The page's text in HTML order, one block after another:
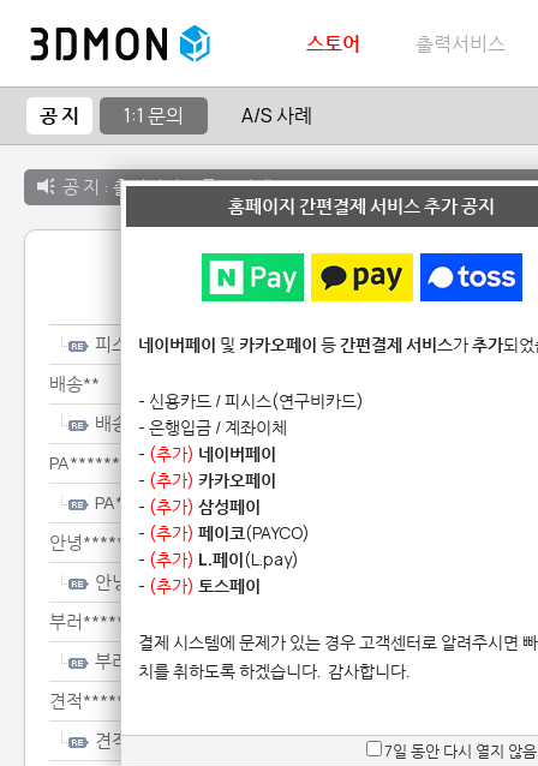
스토어 출력서비스
공 지 1:1 문의 A/S 사례
공 지 : 출력서비스 종료 안내
1:1 문
피스******************
배송**
배송**
PA********
PA********
안녕************
안녕************
부러****************************
부러****************************
견적*********
견적*********
홈페이지 간편결제 서비스 추가 공지
네이버페이 및 카카오페이 등간편결제 서비스가추가되
- 신용카드 / 피시스(연구비카드)
- 은행입금 / 계좌이체
- (추가) 네이버페이
- (추가) 카카오페이
- (추가) 삼성페이
- (추가) 페이코(PAYCO)
- (추가) L.페이(L.pay)
- (추가) 토스페이
결제 시스템에 문제가 있는 경우 고객센터로 알려주시면
치를 취하도록 하겠습니다. 감사합니다.
7일 동안 다시 열지 않음